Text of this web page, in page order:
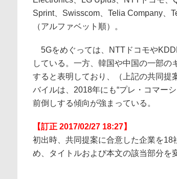
Sprint、Swisscom、Telia Company、
（アルファベット順）。
5Gをめぐっては、NTTドコモや
している。一方、韓国や中国の一部の
すると表明しており、（上記の共同提
バイルは、2018年にも“プレ・コマー
前倒しする傾向が強まっている。
【訂正 2017/02/27 18:27】
初出時、共同提案に合意した企業を
め、タイトルおよび本文の該当部分を